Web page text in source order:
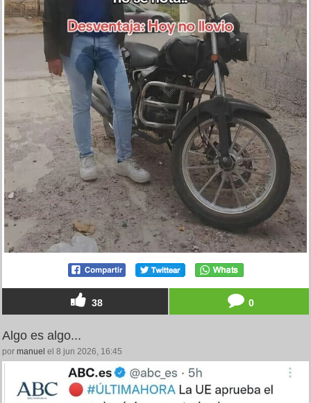
38 0
Algo es algo...
por manuel el 8 jun 2026, 16:45